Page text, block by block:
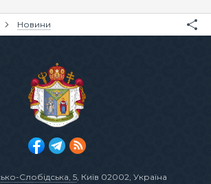
Новини
Слобідська, 5, Київ 02002, Україна